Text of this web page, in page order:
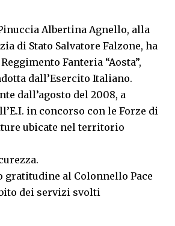
Albertina Agnello, alla
di Stato Salvatore Falzone, ha
Fanteria “Aosta”,
dall’Esercito Italiano.
dall’agosto del 2008, a
in concorso con le Forze di
ubicate nel territorio
gratitudine al Colonnello Pace
dei servizi svolti